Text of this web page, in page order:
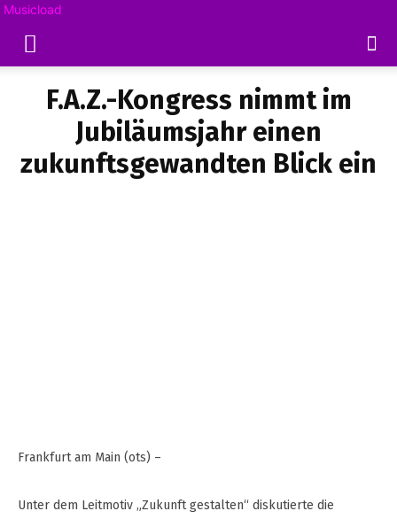
Musicload
F.A.Z.-Kongress nimmt im
Jubiläumsjahr einen
zukunftsgewandten Blick ein
Frankfurt am Main (ots) –
Unter dem Leitmotiv „Zukunft gestalten“ diskutierte die